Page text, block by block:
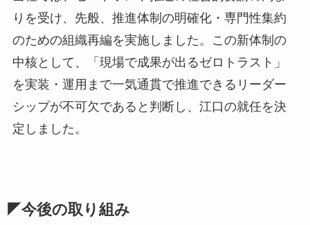
りを受け、先般、推進体制の明確化・専門性集約
のための組織再編を実施しました。この新体制の
中核として、「現場で成果が出るゼロトラスト」
を実装・運用まで一気通貫で推進できるリーダー
シップが不可欠であると判断し、江口の就任を決
定しました。
◤今後の取り組み